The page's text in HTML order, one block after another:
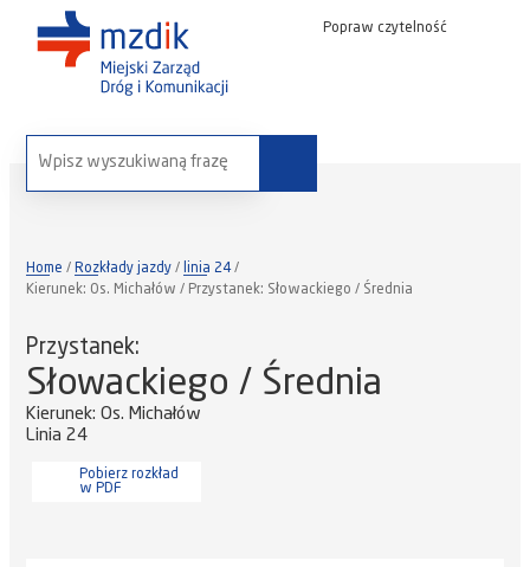
Popraw czytelność
wyszukaj na stronie:
Home Rozkłady jazdy
linia 24
Kierunek: Os. Michałów / Przystanek: Słowackiego / Średnia
Przystanek:
Słowackiego / Średnia
Kierunek: Os. Michałów
Linia 24
Pobierz rozkład
w PDF